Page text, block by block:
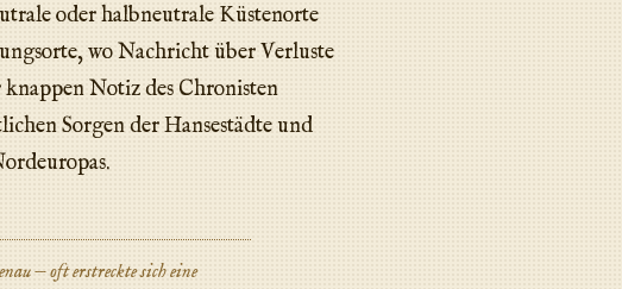
oder halbneutrale Küstenorte
wo Nachricht über Verluste
Notiz des Chronisten
Sorgen der Hansestädte und
— oft erstreckte sich eine